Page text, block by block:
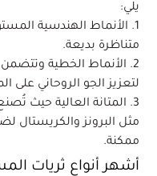
يلي:
1. الأنماط الهندسية
متناظرة بديعة.
2. الأنماط الخطية وتتضمن
لتعزيز الجو الروحاني على
3. المتانة العالية حيث
مثل البرونز والكريستال
ممكنة.
أشهر أنواع ثريات